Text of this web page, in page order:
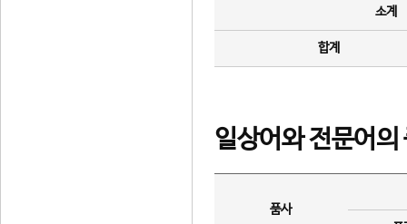
소계
합계
일상어와 전문어의
품사